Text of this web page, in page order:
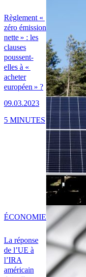
Règlement «
zéro émission
nette » : les
clauses
poussent-
elles à «
acheter
européen » ?
09.03.2023
5 MINUTES
La réponse
de l’UE à
l’IRA
américain
ÉCONOMIE